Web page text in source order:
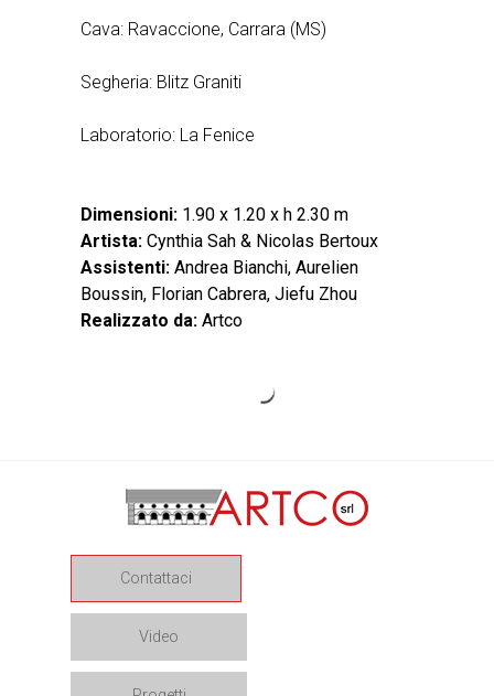
Cava: Ravaccione, Carrara (MS)
Segheria: Blitz Graniti
Laboratorio: La Fenice
Dimensioni: 1.90 x 1.20 x h 2.30 m
Artista: Cynthia Sah & Nicolas Bertoux
Assistenti: Andrea Bianchi, Aurelien
Boussin, Florian Cabrera, Jiefu Zhou
Realizzato da: Artco
Contattaci
Video